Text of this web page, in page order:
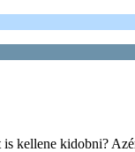
kellene kidobni?